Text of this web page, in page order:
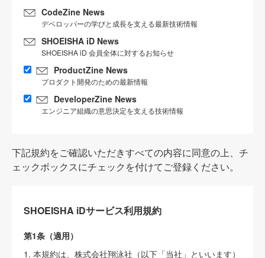
CodeZine News
デベロッパーの学びと成長を支える最新技術情報
SHOEISHA iD News
SHOEISHA iD 会員全体に対するお知らせ
ProductZine News
プロダクト開発のための最新情報
DeveloperZine News
エンジニア組織の意思決定を支える技術情報
下記規約をご確認いただきすべての内容に同意の上、チ
ェックボックスにチェックを付けてご登録ください。
SHOEISHA iDサービス利用規約
第1条（適用）
1. 本規約は、株式会社翔泳社（以下「当社」といいます）